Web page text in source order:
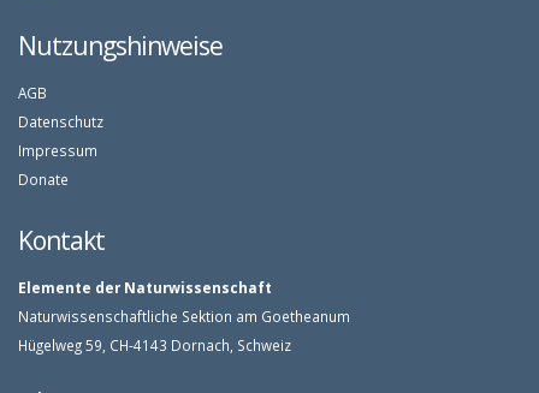
Nutzungshinweise
AGB
Datenschutz
Impressum
Donate
Kontakt
Elemente der Naturwissenschaft
Naturwissenschaftliche Sektion am Goetheanum
Hügelweg 59, CH-4143 Dornach, Schweiz